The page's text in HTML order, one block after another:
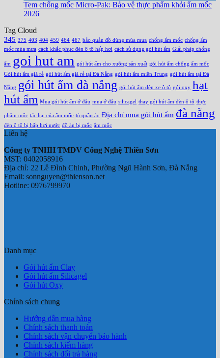
Tem chống mốc Micro-Pak: Bảo vệ thực phẩm khỏi ẩm mốc
2026
Tag Cloud
345 375 403 404 459 464 467 bảo quản đồ dùng mùa mưa chống ẩm mốc chống ẩm
mốc mùa mưa cách khắc phục đèn ô tô hấp hơi cách sử dụng gói hút ẩm Giải pháp chống
ẩm goi hut am gói hút ẩm cho xưởng sản xuất gói hút ẩm chống ẩm mốc
Gói hút ẩm giá rẻ gói hút ẩm giá rẻ tại Đà Nẵng gói hút ẩm miền Trung gói hút ẩm tại Đà
Nẵng gói hút ẩm đà nẵng gói hút ẩm đèn xe ô tô gói oxy hạt
hút ẩm Mua gói hút ẩm ở đâu mua ở đâu silicagel thay gói hút ẩm đèn ô tô thực
phẩm mốc tác hại của ẩm mốc tủ quần áo Địa chỉ mua gói hút ẩm đà nẵng
đèn ô tô bị hấp hơi nước đồ ăn bị mốc ẩm mốc
Liên hệ
Công ty TNHH TMDV Công Nghệ Thiên Sơn
MST: 0402058916
Địa chỉ: 22 Lê Đình Chinh, Phường Ngũ Hành Sơn, Đà Nẵng
Email: sonnguyen@thienson.net
Hotline: 0976799970
Danh mục
Gói hút ẩm Clay
Gói hút ẩm Silicagel
Gói hút Oxy
Chính sách chung
Hướng dẫn mua hàng
Chính sách thanh toán
Chính sách vận chuyển bảo hành
Chính sách kiểm hàng
Chính sách đổi trả hàng